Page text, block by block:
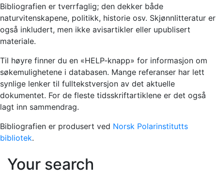
Bibliografien er tverrfaglig; den dekker både
naturvitenskapene, politikk, historie osv. Skjønnlitteratur er
også inkludert, men ikke avisartikler eller upublisert
materiale.
Til høyre finner du en «HELP-knapp» for informasjon om
søkemulighetene i databasen. Mange referanser har lett
synlige lenker til fulltekstversjon av det aktuelle
dokumentet. For de fleste tidsskriftartiklene er det også
lagt inn sammendrag.
Bibliografien er produsert ved Norsk Polarinstitutts
bibliotek.
Your search